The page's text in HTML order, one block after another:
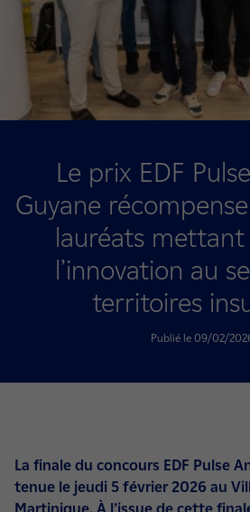
Le prix EDF
Guyane
lauréats
l’innovation au
territoires
Publié le 09/02/
La finale du concours EDF Pulse
tenue le jeudi 5 février 2026 au